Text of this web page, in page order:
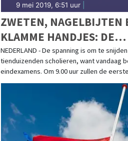
9 mei 2019, 6:51 uur|
ZWETEN, NAGELBIJTEN
KLAMME HANDJES: DE
EINDEXAMENS GAAN VAN
NEDERLAND - De spanning is om te
tienduizenden scholieren, want vandaag
eindexamens. Om 9.00 uur zullen de